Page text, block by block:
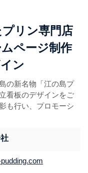
リン専門店
ページ制作
ン
の新名物「江の島プ
看板のデザインをご
も行い、プロモーシ